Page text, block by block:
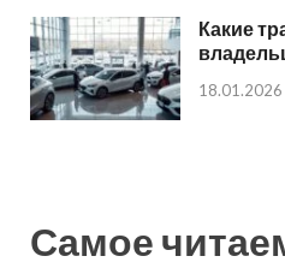
Какие
18.01.2026
Самое